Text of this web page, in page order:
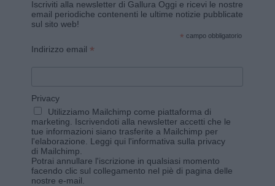
Iscriviti alla newsletter di Gallura Oggi e ricevi le nostre
email periodiche contenenti le ultime notizie pubblicate
sul sito web!
* campo obbligatorio
Indirizzo email *
Privacy
Utilizziamo Mailchimp come piattaforma di
marketing. Iscrivendoti alla newsletter accetti che le
tue informazioni siano trasferite a Mailchimp per
l'elaborazione. Leggi qui l'informativa sulla privacy
di Mailchimp
Potrai annullare l'iscrizione in qualsiasi momento
facendo clic sul collegamento nel piè di pagina delle
nostre e-mail.